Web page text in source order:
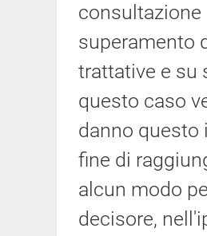
consultazione
superamento
trattative e su
questo caso
danno questo
fine di
alcun modo
decisore,